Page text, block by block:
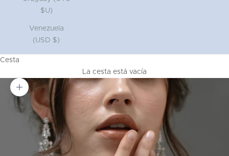
$U)
Venezuela
(USD $)
Cesta
La cesta está vacía
Zoom